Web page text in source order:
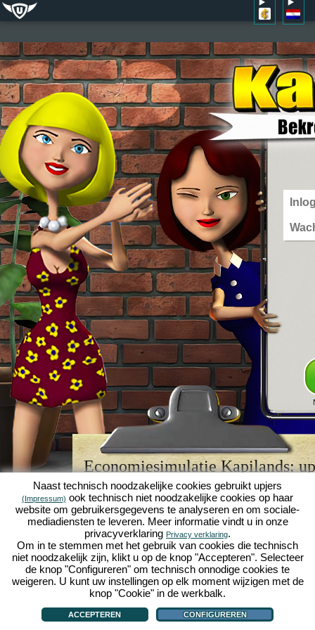
Economiesimulatie Kapilands:
browserspellegende
Kapilands is een van de bestebrowserspellenvan
retrogamevoor fans van economiesimulaties. Het
werd ooit uitgeroepen tot "MMO van het jaar" en is
een genot voor fans van strategische
online
je eigen zakenimperium opbouwen en carrière
economiesimulaties!
Naast technisch noodzakelijke cookies gebruikt upjers
(Impressum) ook technisch niet noodzakelijke cookies op haar
website om gebruikersgegevens te analyseren en om sociale-
mediadiensten te leveren. Meer informatie vindt u in onze
privacyverklaring Privacy verklaring.
Om in te stemmen met het gebruik van cookies die technisch
niet noodzakelijk zijn, klikt u op de knop "Accepteren". Selecteer
de knop "Configureren" om technisch onnodige cookies te
weigeren. U kunt uw instellingen op elk moment wijzigen met de
knop "Cookie" in de werkbalk.
ACCEPTEREN CONFIGUREREN